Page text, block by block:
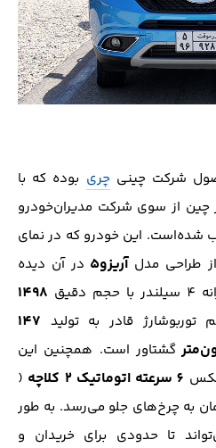
شرکت چینیچری بوده که با
چین از سوی شرکت مدیران‌خودرو
شده‌است. این خودرو که در نمای
طراحی مدلآریزو5
در آن دیده‌
1498
قادر به تولید 147
گشتاور است. همچنین این
6 سرعته اتوماتیک 2 کلاچه (
به چرخ‌های جلو می‌رسد. به طور
تا حدودی برای خریدان و